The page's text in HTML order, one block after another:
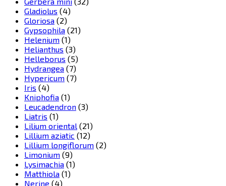
Gladiolus (4)
Gloriosa (2)
Gypsophila (21)
Helenium (1)
Helianthus (3)
Helleborus (5)
Hydrangea (7)
Hypericum (7)
Iris (4)
Kniphofia (1)
Leucadendron (3)
Liatris (1)
Lilium oriental (21)
Lillium aziatic (12)
Lillium longiflorum (2)
Limonium (9)
Lysimachia (1)
Matthiola (1)
Nerine (4)